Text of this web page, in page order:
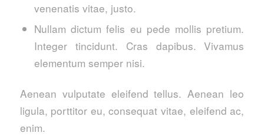
venenatis vitae, justo.
Nullam dictum felis eu pede mollis pretium.
Integer tincidunt. Cras dapibus. Vivamus
elementum semper nisi.
Aenean vulputate eleifend tellus. Aenean leo
ligula, porttitor eu, consequat vitae, eleifend ac,
enim.